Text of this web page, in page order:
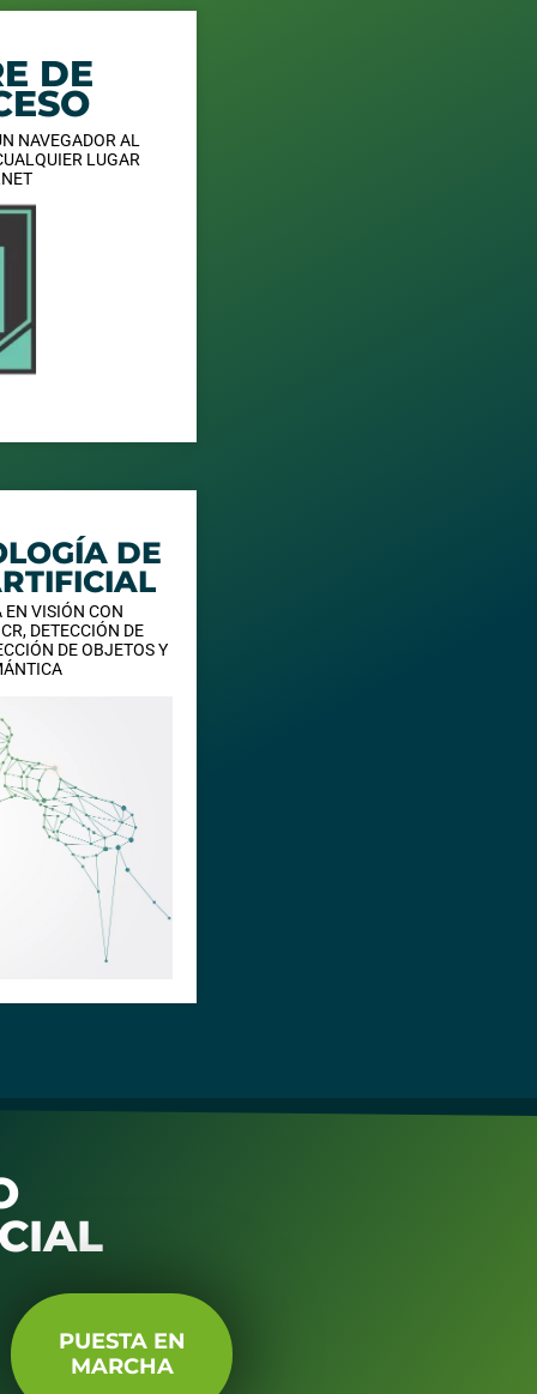
DE
NAVEGADOR AL
LUGAR
DE
EN VISIÓN CON
DETECCIÓN DE
DE OBJETOS Y
PUESTA EN
MARCHA